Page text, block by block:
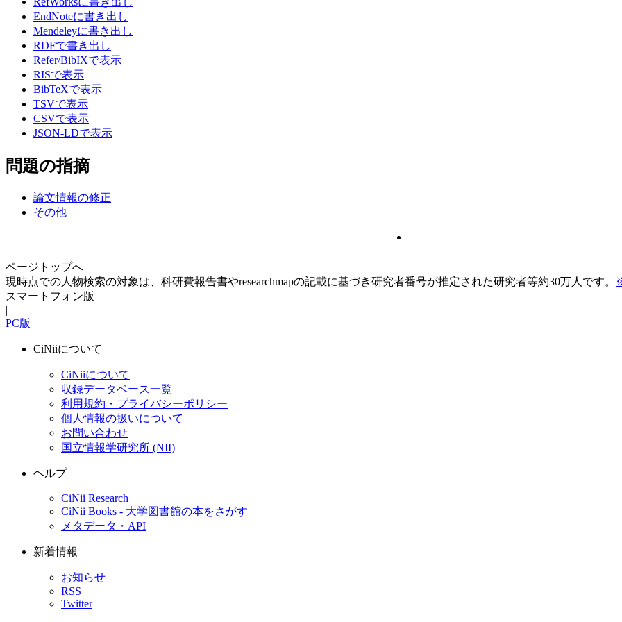
EndNoteに書き出し
Mendeleyに書き出し
RDFで書き出し
Refer/BibIXで表示
RISで表示
BibTeXで表示
TSVで表示
CSVで表示
JSON-LDで表示
問題の指摘
論文情報の修正
その他
ページトップへ
現時点での人物検索の対象は、科研費報告書やresearchmapの記載に基づき研究者番号が推定された研究者等約30万人です。
スマートフォン版
|
PC版
CiNiiについて
CiNiiについて
収録データベース一覧
利用規約・プライバシーポリシー
個人情報の扱いについて
お問い合わせ
国立情報学研究所 (NII)
ヘルプ
CiNii Research
CiNii Books - 大学図書館の本をさがす
メタデータ・API
新着情報
お知らせ
RSS
Twitter